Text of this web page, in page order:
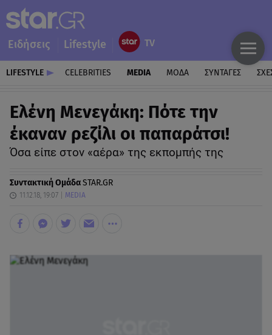
Ειδήσεις Lifestyle
LIFESTYLE CELEBRITIES MEDIA ΜΟΔΑ ΣΥΝΤΑΓΕΣ
Ελένη Μενεγάκη: Πότε την
έκαναν ρεζίλι οι παπαράτσι!
Όσα είπε στον «αέρα» της εκπομπής της
Συντακτική ΟμάδαSTAR.GR
11.12.18, 19:07 MEDIA